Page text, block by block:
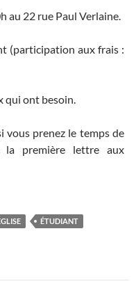
au 22 rue Paul Verlaine.
(participation aux frais :
qui ont besoin.
vous prenez le temps de
première lettre aux
ÉTUDIANT